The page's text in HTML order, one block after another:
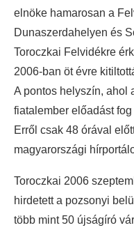
elnöke hamarosan a
Dunaszerdahelyen és
Toroczkai Felvidékre
2006-ban öt évre
A pontos helyszín, ahol
fiatalember előadást
Erről csak 48 órával
magyarországi
Toroczkai 2006
hirdetett a pozsonyi
több mint 50 újságíró